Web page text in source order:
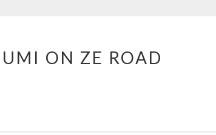
ON ZE ROAD